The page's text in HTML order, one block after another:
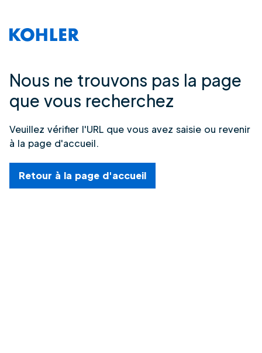
Nous ne trouvons pas la page
que vous recherchez
Veuillez vérifier l'URL que vous avez saisie ou revenir
à la page d'accueil.
Retour à la page d'accueil